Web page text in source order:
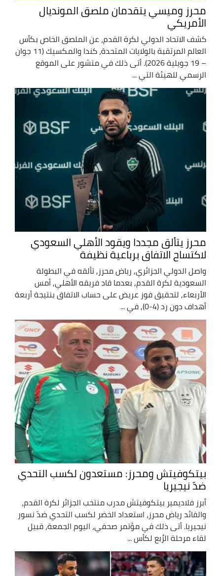
محرز وميسي يتقدمان ملصق المونديال
الأمريكي
كشف الاتحاد الدولي لكرة القدم، عن الملصق الخاص بكأس
العالم المرتقبة بالولايات المتحدة، كندا والمكسيك (11 جوان
– 19 جويلية 2026). أتى ذلك في منشور على الموقع
الرسمي للهيئة التي ...
محرز يتألق مجددا ويقود الأهلي السعودي
لاكتساح الاتفاق برباعية نظيفة
واصل الدولي الجزائري, رياض محرز, تألقه في البطولة
السعودية لكرة القدم, بعدما قاد فريقه الأهلي, أمس
الأربعاء, لتحقيق فوز عريض على حساب الاتفاق بنتيجة أربعة
أهداف دون رد (4-0), في ...
بيتكوفيتش ومحرز: مستعدون لكسب التحدي
ضدّ نيجيريا
أبرز فلاديمير بيتكوفيتش مدرب منتخب الجزائر لكرة القدم،
والقائد رياض محرز، استعداد الخضر لكسب التحدي ضدّ نسور
نيجيريا. أتى ذلك في مؤتمر صحفي، اليوم الجمعة، قبيل
لقاء مرحلة الرُبع لكأس ...